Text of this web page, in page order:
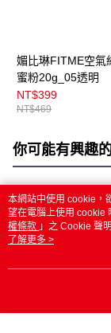
媚比琳FITME空氣
蜜粉20g_05透明
NT$399
NT$469
你可能有興趣
熱門標籤
本網站中使用 cookie，
望在電腦上使用 cookie
權條款 」之 Cookie 聲
用條款之 Cookie 聲明使
了解更多 >